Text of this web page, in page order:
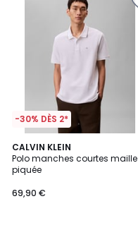
-30% DÈS 2*
CALVIN KLEIN
Polo manches courtes maille
piquée
69,90 €
4
Couleurs